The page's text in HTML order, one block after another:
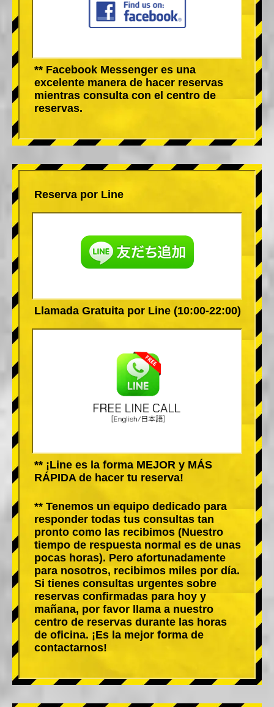
** Facebook Messenger es una
excelente manera de hacer reservas
mientras consulta con el centro de
reservas.
Reserva por Line
Llamada Gratuita por Line (10:00-22:00)
** ¡Line es la forma MEJOR y MÁS
RÁPIDA de hacer tu reserva!
** Tenemos un equipo dedicado para
responder todas tus consultas tan
pronto como las recibimos (Nuestro
tiempo de respuesta normal es de unas
pocas horas). Pero afortunadamente
para nosotros, recibimos miles por día.
Si tienes consultas urgentes sobre
reservas confirmadas para hoy y
mañana, por favor llama a nuestro
centro de reservas durante las horas
de oficina. ¡Es la mejor forma de
contactarnos!